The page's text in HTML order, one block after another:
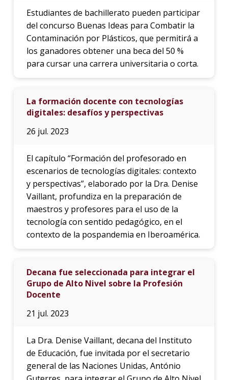
Estudiantes de bachillerato pueden participar
del concurso Buenas Ideas para Combatir la
Contaminación por Plásticos, que permitirá a
los ganadores obtener una beca del 50 %
para cursar una carrera universitaria o corta.
La formación docente con tecnologías
digitales: desafíos y perspectivas
26 jul. 2023
El capítulo “Formación del profesorado en
escenarios de tecnologías digitales: contexto
y perspectivas”, elaborado por la Dra. Denise
Vaillant, profundiza en la preparación de
maestros y profesores para el uso de la
tecnología con sentido pedagógico, en el
contexto de la pospandemia en Iberoamérica.
Decana fue seleccionada para integrar el
Grupo de Alto Nivel sobre la Profesión
Docente
21 jul. 2023
La Dra. Denise Vaillant, decana del Instituto
de Educación, fue invitada por el secretario
general de las Naciones Unidas, António